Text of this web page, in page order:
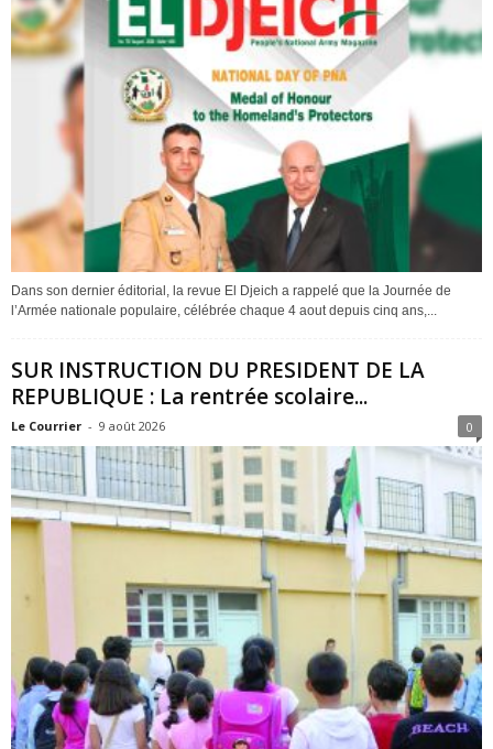
Dans son dernier éditorial, la revue El Djeich a rappelé que la Journée de
l’Armée nationale populaire, célébrée chaque 4 aout depuis cinq ans,...
SUR INSTRUCTION DU PRESIDENT DE LA
REPUBLIQUE : La rentrée scolaire...
Le Courrier - 9 août 2026 0